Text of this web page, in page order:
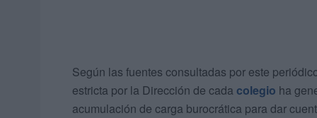
Según las fuentes consultadas por este
estricta por la Dirección de cada colegio ha
acumulación de carga burocrática para dar